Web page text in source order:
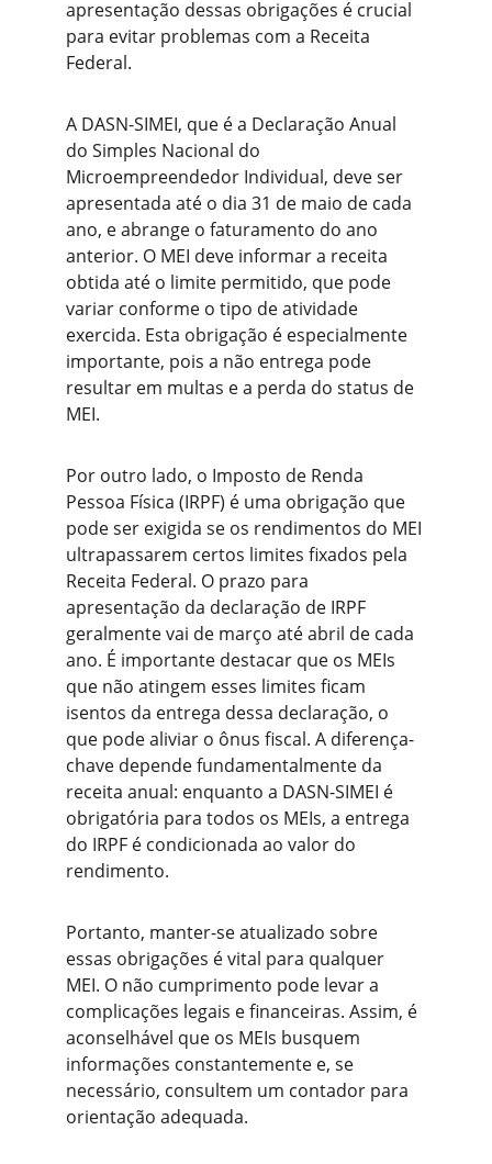
apresentação dessas obrigações é crucial
para evitar problemas com a Receita
Federal.
A DASN-SIMEI, que é a Declaração Anual
do Simples Nacional do
Microempreendedor Individual, deve ser
apresentada até o dia 31 de maio de cada
ano, e abrange o faturamento do ano
anterior. O MEI deve informar a receita
obtida até o limite permitido, que pode
variar conforme o tipo de atividade
exercida. Esta obrigação é especialmente
importante, pois a não entrega pode
resultar em multas e a perda do status de
MEI.
Por outro lado, o Imposto de Renda
Pessoa Física (IRPF) é uma obrigação que
pode ser exigida se os rendimentos do MEI
ultrapassarem certos limites fixados pela
Receita Federal. O prazo para
apresentação da declaração de IRPF
geralmente vai de março até abril de cada
ano. É importante destacar que os MEIs
que não atingem esses limites ficam
isentos da entrega dessa declaração, o
que pode aliviar o ônus fiscal. A diferença-
chave depende fundamentalmente da
receita anual: enquanto a DASN-SIMEI é
obrigatória para todos os MEIs, a entrega
do IRPF é condicionada ao valor do
rendimento.
Portanto, manter-se atualizado sobre
essas obrigações é vital para qualquer
MEI. O não cumprimento pode levar a
complicações legais e financeiras. Assim, é
aconselhável que os MEIs busquem
informações constantemente e, se
necessário, consultem um contador para
orientação adequada.